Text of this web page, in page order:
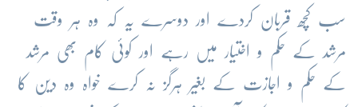
سب کچھ قربان کردے اور دوسرے یہ کہ وہ ہر وقت
مرشد کے حکم و اختیار میں رہے اور کوئی کام بھی مرشد
کے حکم و اجازت کے بغیر ہرگز نہ کرے خواہ وہ دین کا